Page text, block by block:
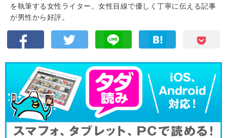
を執筆する女性ライター。女性目線で優しく丁寧に伝える記事
が男性から好評。